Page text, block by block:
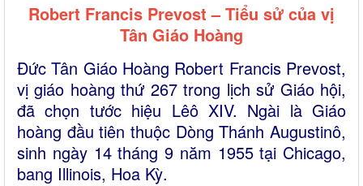
Robert Francis Prevost – Tiểu sử của vị
Tân Giáo Hoàng
Đức Tân Giáo Hoàng Robert Francis Prevost,
vị giáo hoàng thứ 267 trong lịch sử Giáo hội,
đã chọn tước hiệu Lêô XIV. Ngài là Giáo
hoàng đầu tiên thuộc Dòng Thánh Augustinô,
sinh ngày 14 tháng 9 năm 1955 tại Chicago,
bang Illinois, Hoa Kỳ.